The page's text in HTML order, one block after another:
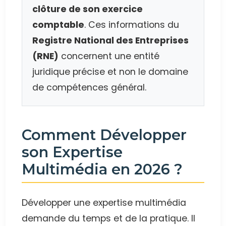
clôture de son exercice
comptable. Ces informations du
Registre National des Entreprises
(RNE) concernent une entité
juridique précise et non le domaine
de compétences général.
Comment Développer
son Expertise
Multimédia en 2026 ?
Développer une expertise multimédia
demande du temps et de la pratique. Il